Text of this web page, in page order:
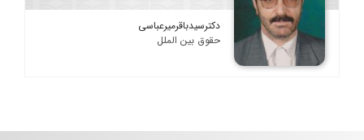
دکترسیدباقرمیرعباسی
حقوق بین الملل